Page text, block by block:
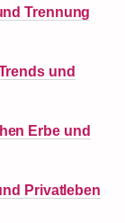
Trennung
und
Erbe und
Privatleben